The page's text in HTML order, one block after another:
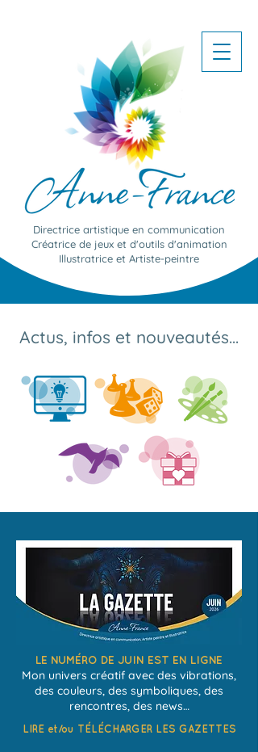
Directrice artistique en communication
Créatrice de jeux et d'outils d'animation
Illustratrice et Artiste-peintre
Actus, infos et nouveautés…
LE NUMÉRO DE JUIN EST EN LIGNE
Mon univers créatif avec des vibrations,
des couleurs, des symboliques, des
rencontres, des news…
LIRE et/ou TÉLÉCHARGER LES GAZETTES